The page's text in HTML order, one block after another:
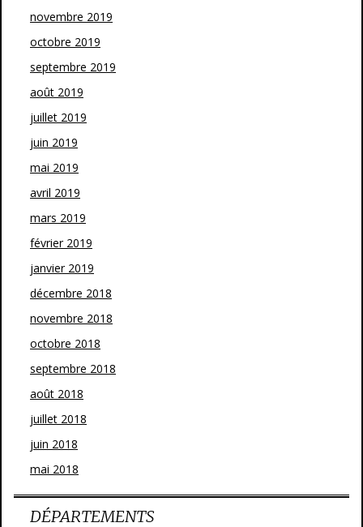
novembre 2019
octobre 2019
septembre 2019
août 2019
juillet 2019
juin 2019
mai 2019
avril 2019
mars 2019
février 2019
janvier 2019
décembre 2018
novembre 2018
octobre 2018
septembre 2018
août 2018
juillet 2018
juin 2018
mai 2018
DÉPARTEMENTS